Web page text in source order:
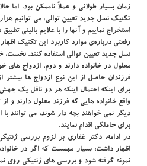
زمان بسیار طولانی و عملاً ناممكن بود. اما
تكنیك نسل جدید تعیین توالی، می توانیم
استخراج نماییم و آنها را با علایم بالینی
رفعتی درباره‌ی موارد كاربرد این تكنیك
نسل جدید تعیین توالی استفاده كنند. نخست،
معلول در خانواده دارند و دوم، ازدواج
فرزندان حاصل از این نوع ازدواج ها
برای اینكه احتمال اینكه هر دو ناقل یك
واقع خانواده هایی كه فرزند معلول دارند و
دیگر نمی خواهند بچه دار شوند، می توانند
برای حاملگی اقدام نمایند.
در ادامه، دكتر غفاری بر لزوم بررسی
اظهار داشت: بسیار مهمست كه اگر در
نمونه گرفته شود و بررسی های ژنتیكی روی